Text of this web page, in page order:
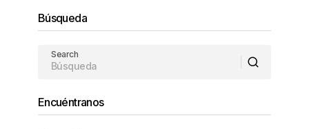
Búsqueda
Search
Encuéntranos